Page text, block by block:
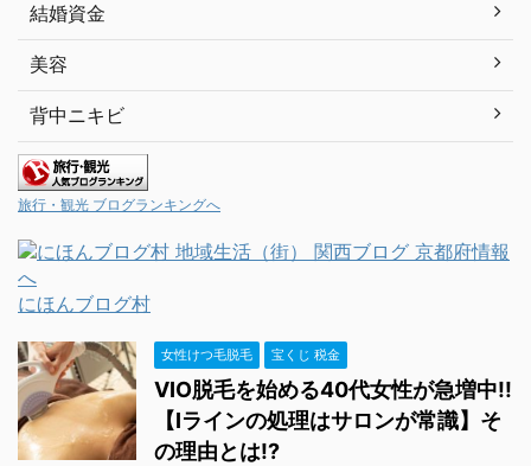
結婚資金
美容
背中ニキビ
旅行・観光 ブログランキングへ
にほんブログ村
女性けつ毛脱毛 宝くじ 税金
VIO脱毛を始める40代女性が急増中!!
【Iラインの処理はサロンが常識】そ
の理由とは!?